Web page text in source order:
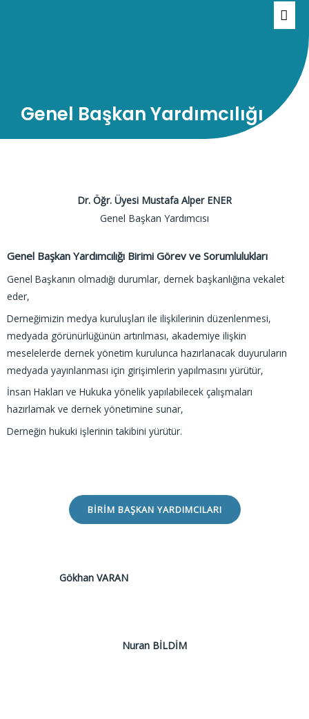
Genel Başkan Yardımcılığı
Dr. Öğr. Üyesi Mustafa Alper ENER
Genel Başkan Yardımcısı
Genel Başkan Yardımcılığı Birimi Görev ve Sorumlulukları
Genel Başkanın olmadığı durumlar, dernek başkanlığına vekalet
eder,
Derneğimizin medya kuruluşları ile ilişkilerinin düzenlenmesi,
medyada görünürlüğünün artırılması, akademiye ilişkin
meselelerde dernek yönetim kurulunca hazırlanacak duyuruların
medyada yayınlanması için girişimlerin yapılmasını yürütür,
İnsan Hakları ve Hukuka yönelik yapılabilecek çalışmaları
hazırlamak ve dernek yönetimine sunar,
Derneğin hukuki işlerinin takibini yürütür.
BIRIM BAŞKAN YARDIMCILARI
Gökhan VARAN
Nuran BİLDİM